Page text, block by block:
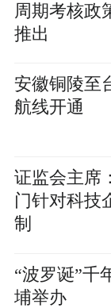
周期考核政
推出
安徽铜陵至
航线开通
证监会主席
门针对科技
制
“波罗诞”千
埔举办